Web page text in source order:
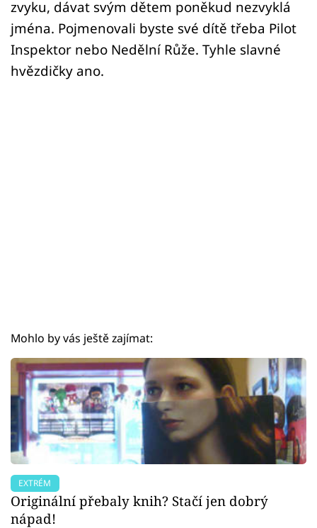
Sledujte nás
zvyku, dávat svým dětem poněkud nezvyklá
jména. Pojmenovali byste své dítě třeba Pilot
Inspektor nebo Nedělní Růže. Tyhle slavné
hvězdičky ano.
Mohlo by vás ještě zajímat:
EXTRÉM
Originální přebaly knih? Stačí jen dobrý
nápad!